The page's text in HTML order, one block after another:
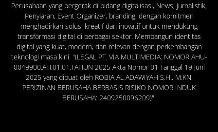
Perusahaan yang bergerak di bidang digitalisasi, News, Jurnalistik,
Penyiaran, Event Organizer, branding, dengan komitmen
menghadirkan solusi kreatif dan inovatif untuk mendukung
transformasi digital di berbagai sektor. Membangun identitas
digital yang kuat, modern, dan relevan dengan perkembangan
teknologi masa kini. "(LEGAL PT. VIA MULTIMEDIA: NOMOR AHU-
0049900.AH.01.01.TAHUN 2025 Akta Nomor 01 Tanggal 19 Juni
2025 yang dibuat oleh ROBIA AL ADAWIYAH S.H., M.KN.
PERIZINAN BERUSAHA BERBASIS RISIKO NOMOR INDUK
BERUSAHA: 2409250096209)".